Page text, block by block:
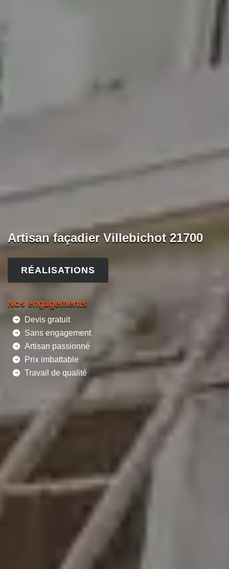
Artisan façadier Villebichot 21700
RÉALISATIONS
Nos engagements
Devis gratuit
Sans engagement
Artisan passionné
Prix imbattable
Travail de qualité